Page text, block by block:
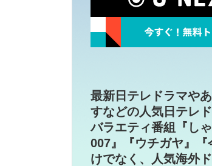
最新日テレドラマや
すなどの人気日テレ
バラエティ番組『し
007』『ウチガヤ』『
けでなく、人気海外